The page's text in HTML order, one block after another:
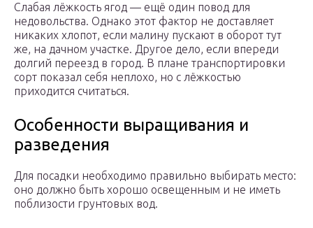
Слабая лёжкость ягод — ещё один повод для
недовольства. Однако этот фактор не доставляет
никаких хлопот, если малину пускают в оборот тут
же, на дачном участке. Другое дело, если впереди
долгий переезд в город. В плане транспортировки
сорт показал себя неплохо, но с лёжкостью
приходится считаться.
Особенности выращивания и
разведения
Для посадки необходимо правильно выбирать место:
оно должно быть хорошо освещенным и не иметь
поблизости грунтовых вод.